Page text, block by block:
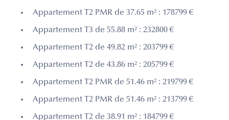
Appartement T2 PMR de 37.65 m² : 178799 €
Appartement T3 de 55.88 m² : 232800 €
Appartement T2 de 49.82 m² : 203799 €
Appartement T2 de 43.86 m² : 205799 €
Appartement T2 PMR de 51.46 m² : 219799 €
Appartement T2 PMR de 51.46 m² : 213799 €
Appartement T2 de 38.91 m² : 184799 €